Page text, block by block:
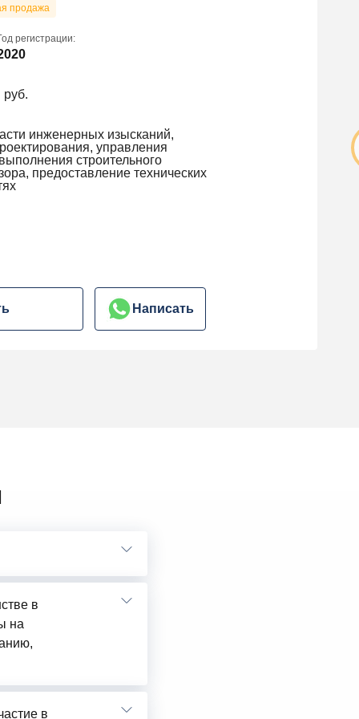
продажа
регистрации:
инженерных изысканий,
управления
строительного
предоставление технических
Написать
в
на
в